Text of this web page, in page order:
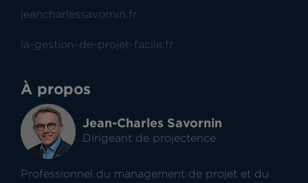
jeancharlessavornin.fr
la-gestion-de-projet-facile.fr
À propos
Jean-Charles Savornin
Dirigeant de projectence
Professionnel du management de projet et du